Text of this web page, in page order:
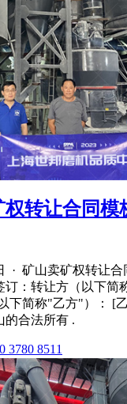
转让合同模
· 矿山卖矿权转让合
订：转让方（以下简
下简称"乙方"）： [
的合法所有 .
3780 8511